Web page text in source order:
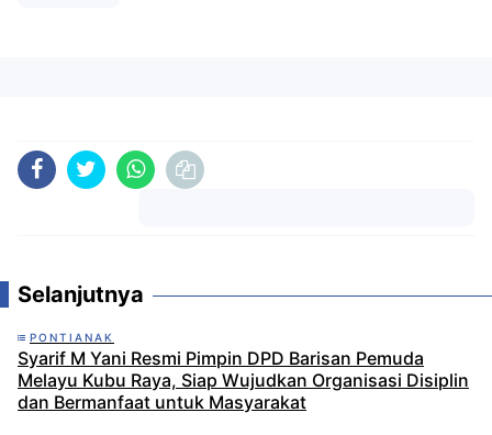
Selanjutnya
PONTIANAK
Syarif M Yani Resmi Pimpin DPD Barisan Pemuda
Melayu Kubu Raya, Siap Wujudkan Organisasi Disiplin
dan Bermanfaat untuk Masyarakat